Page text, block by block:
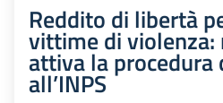
Reddito di libertà
vittime di
attiva la procedura
all’INPS